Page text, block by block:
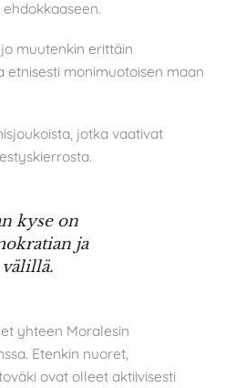
muutenkin erittäin
etnisesti monimuotoisen maan
jotka vaativat
kyse on
ja
yhteen Moralesin
Etenkin nuoret,
ovat olleet aktiivisesti